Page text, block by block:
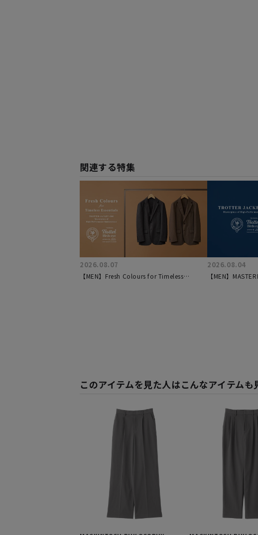
関連する特集
2026.08.07
【MEN】Fresh Colours for Timeless
2026.08.04
【MEN】
このアイテムを見た人はこんなアイテムも